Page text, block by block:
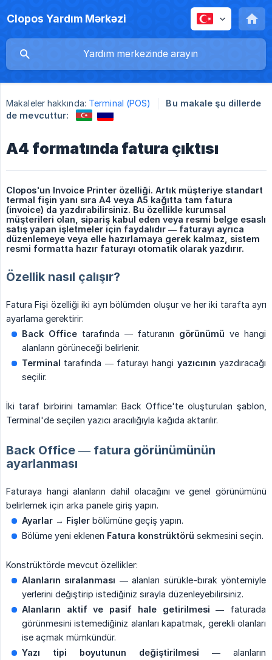
Clopos Yardım Mərkəzi
Makaleler hakkında: Terminal (POS)
Bu makale şu dillerde
de mevcuttur:
A4 formatında fatura çıktısı
Clopos'un Invoice Printer özelliği. Artık müşteriye standart
termal fişin yanı sıra A4 veya A5 kağıtta tam fatura
(invoice) da yazdırabilirsiniz. Bu özellikle kurumsal
müşterileri olan, sipariş kabul eden veya resmi belge esaslı
satış yapan işletmeler için faydalıdır — faturayı ayrıca
düzenlemeye veya elle hazırlamaya gerek kalmaz, sistem
resmi formatta hazır faturayı otomatik olarak yazdırır.
Özellik nasıl çalışır?
Fatura Fişi özelliği iki ayrı bölümden oluşur ve her iki tarafta ayrı
ayarlama gerektirir:
Back Officetarafında — faturanın görünümü ve hangi
alanların görüneceği belirlenir.
Terminal tarafında — faturayı hangi yazıcının yazdıracağı
seçilir.
İki taraf birbirini tamamlar: Back Office'te oluşturulan şablon,
Terminal'de seçilen yazıcı aracılığıyla kağıda aktarılır.
Back Office — fatura görünümünün
ayarlanması
Faturaya hangi alanların dahil olacağını ve genel görünümünü
belirlemek için arka panele giriş yapın.
Ayarlar → Fişler bölümüne geçiş yapın.
Bölüme yeni eklenen Fatura konstrüktörü sekmesini seçin.
Konstrüktörde mevcut özellikler:
Alanların sıralanması — alanları sürükle-bırak yöntemiyle
yerlerini değiştirip istediğiniz sırayla düzenleyebilirsiniz.
Alanların aktif ve pasif hale getirilmesi — faturada
görünmesini istemediğiniz alanları kapatmak, gerekli olanları
ise açmak mümkündür.
Yazı tipi boyutunun değiştirilmesi — alanların